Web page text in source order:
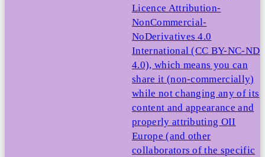
Licence Attribution-
NonCommercial-
NoDerivatives 4.0
International (CC BY-NC-ND
4.0), which means you can
share it (non-commercially)
while not changing any of its
content and appearance and
properly attributing OII
Europe (and other
collaborators of the specific